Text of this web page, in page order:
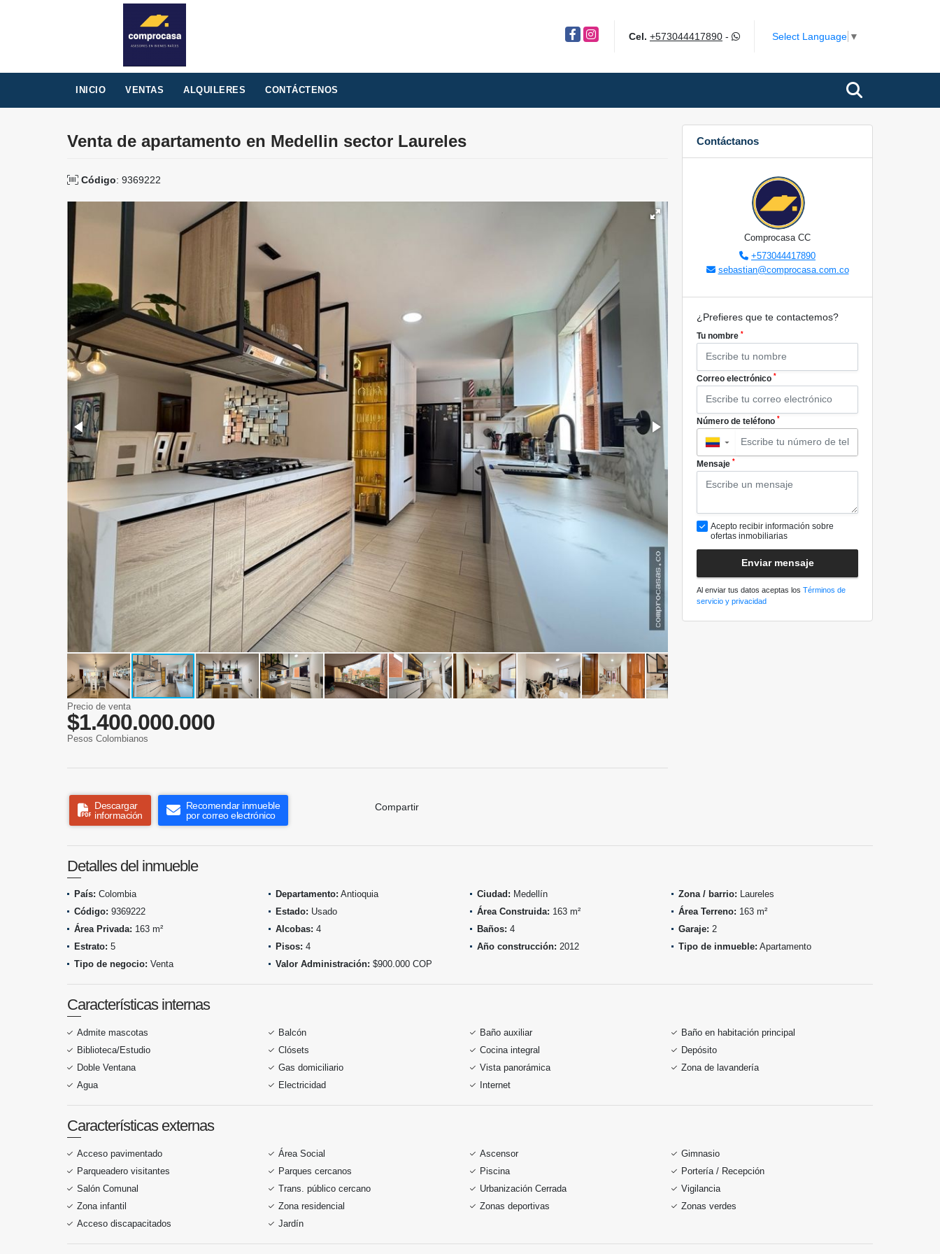
FacebookInstagram Cel. +573044417890- Select Language ▼
INICIO VENTAS ALQUILERES CONTÁCTENOS
Venta de apartamento en Medellin sector Laureles
Código: 9369222
Precio de venta
$1.400.000.000
Pesos Colombianos
Descargar
información
Recomendar inmueble
por correo electrónico
Compartir
Contáctanos
Comprocasa CC
+573044417890
sebastian@comprocasa.com.co
¿Prefieres que te contactemos?
Tu nombre *
Correo electrónico *
Número de teléfono *
▼
Mensaje *
Acepto recibir información sobre
ofertas inmobiliarias
Enviar mensaje
Al enviar tus datos aceptas los Términos de
servicio y privacidad
Detalles del inmueble
País: Colombia Departamento: Antioquia Ciudad: Medellín Zona / barrio: Laureles
Código: 9369222 Estado: Usado Área Construida: 163 m² Área Terreno: 163 m²
Área Privada: 163 m² Alcobas: 4 Baños: 4 Garaje: 2
Estrato: 5 Pisos: 4 Año construcción: 2012 Tipo de inmueble: Apartamento
Tipo de negocio: Venta Valor Administración: $900.000 COP
Características internas
Admite mascotas Balcón Baño auxiliar
Baño en habitación principal
Biblioteca/Estudio
Clósets Cocina integral
Depósito
Doble Ventana
Gas domiciliario Vista panorámica
Zona de lavandería
Agua
Electricidad Internet
Características externas
Acceso pavimentado Área Social Ascensor
Gimnasio
Parqueadero visitantes
Parques cercanos Piscina
Portería / Recepción
Salón Comunal
Trans. público cercano Urbanización Cerrada
Vigilancia
Zona infantil
Zona residencial Zonas deportivas
Zonas verdes
Acceso discapacitados
Jardín